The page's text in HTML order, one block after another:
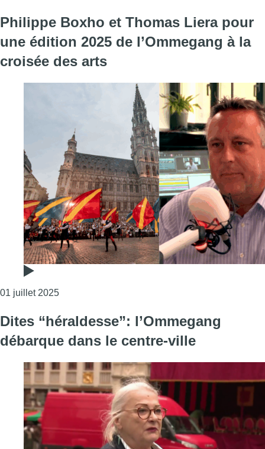
Philippe Boxho et Thomas Liera pour
une édition 2025 de l’Ommegang à la
croisée des arts
01 juillet 2025Consulter l'article "Philippe Boxho et Thomas
Dites “héraldesse”: l’Ommegang
débarque dans le centre-ville